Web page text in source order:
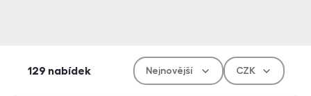
129 nabídek
Měna